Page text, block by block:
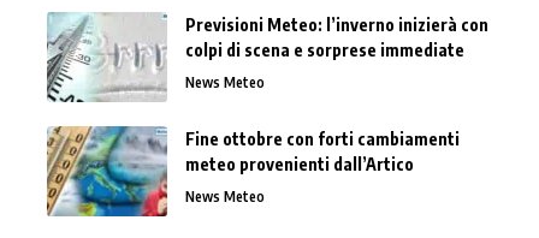
Previsioni Meteo: l’inverno inizierà con
colpi di scena e sorprese immediate
News Meteo
Fine ottobre con forti cambiamenti
meteo provenienti dall’Artico
News Meteo